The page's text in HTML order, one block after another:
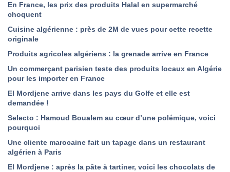
En France, les prix des produits Halal en supermarché
choquent
Cuisine algérienne : près de 2M de vues pour cette recette
originale
Produits agricoles algériens : la grenade arrive en France
Un commerçant parisien teste des produits locaux en Algérie
pour les importer en France
El Mordjene arrive dans les pays du Golfe et elle est
demandée !
Selecto : Hamoud Boualem au cœur d’une polémique, voici
pourquoi
Une cliente marocaine fait un tapage dans un restaurant
algérien à Paris
El Mordjene : après la pâte à tartiner, voici les chocolats de